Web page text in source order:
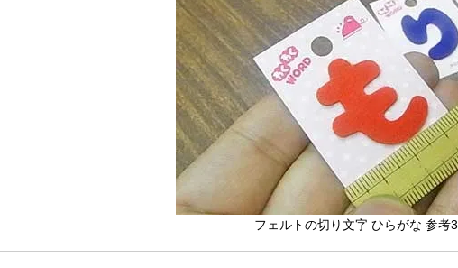
フェルトの切り文字 ひらがな 参考3